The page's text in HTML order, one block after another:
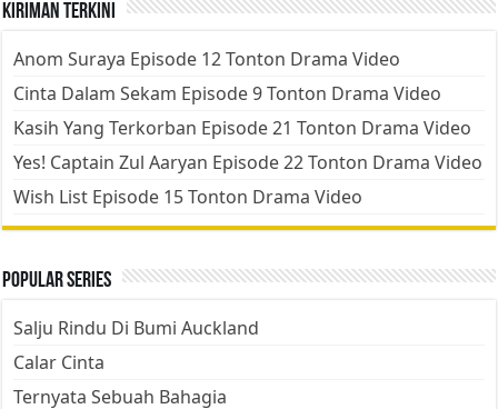
Kiriman Terkini
Anom Suraya Episode 12 Tonton Drama Video
Cinta Dalam Sekam Episode 9 Tonton Drama Video
Kasih Yang Terkorban Episode 21 Tonton Drama Video
Yes! Captain Zul Aaryan Episode 22 Tonton Drama Video
Wish List Episode 15 Tonton Drama Video
Popular Series
Salju Rindu Di Bumi Auckland
Calar Cinta
Ternyata Sebuah Bahagia